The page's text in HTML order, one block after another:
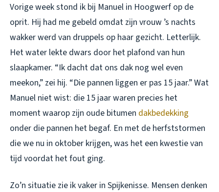
Vorige week stond ik bij Manuel in Hoogwerf op de
oprit. Hij had me gebeld omdat zijn vrouw ’s nachts
wakker werd van druppels op haar gezicht. Letterlijk.
Het water lekte dwars door het plafond van hun
slaapkamer. “Ik dacht dat ons dak nog wel even
meekon,” zei hij. “Die pannen liggen er pas 15 jaar.” Wat
Manuel niet wist: die 15 jaar waren precies het
moment waarop zijn oude bitumen dakbedekking
onder die pannen het begaf. En met de herfststormen
die we nu in oktober krijgen, was het een kwestie van
tijd voordat het fout ging.
Zo’n situatie zie ik vaker in Spijkenisse. Mensen denken